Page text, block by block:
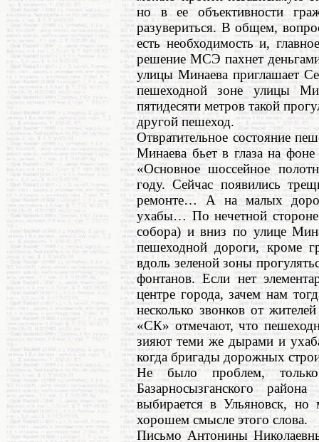
но в ее объективности
разувериться. В общем,
есть необходимость и,
решение МСЭ пахнет
улицы Минаева приглашает
пешеходной зоне улицы
пятидесяти метров такой
другой пешеход.
Отвратительное состояние
Минаева бьет в глаза на
«Основное шоссейное
году. Сейчас появились
ремонте… А на малых
ухабы… По нечетной
собора) и вниз по улице
пешеходной дороги, кроме
вдоль зеленой зоны
фонтанов. Если нет
центре города, зачем нам
несколько звонков от
«СК» отмечают, что
зияют теми же дырами и
когда бригады дорожных
Не было проблем,
Базарносызганского
выбирается в Ульяновск, но
хорошем смысле этого слова.
Письмо Антонины